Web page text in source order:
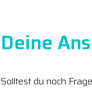
Deine
Solltest du noch